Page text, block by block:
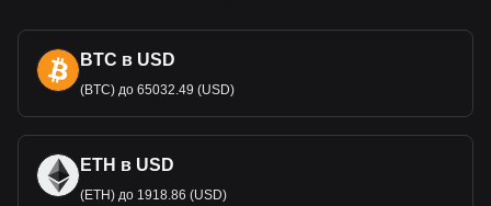
BTC в USD
(BTC) до 65032.49 (USD)
ETH в USD
(ETH) до 1918.86 (USD)